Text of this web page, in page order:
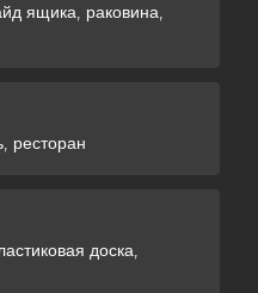
ящика, раковина,
ресторан
доска,